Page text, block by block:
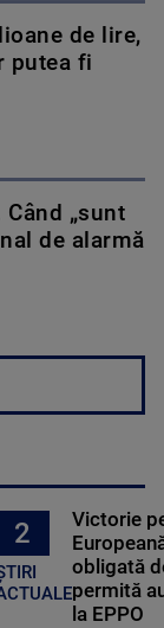
de lire,
putea fi
„sunt
de alarmă
2
Victorie
obligată
permită
la EPPO